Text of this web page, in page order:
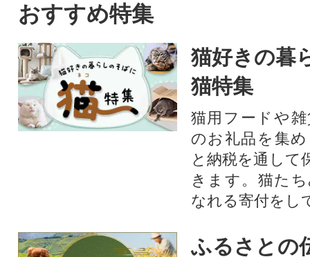
おすすめ特集
猫好きの暮
猫特集
猫用フードや
のお礼品を集
と納税を通して
きます。猫た
なれる寄付をし
ふるさとの